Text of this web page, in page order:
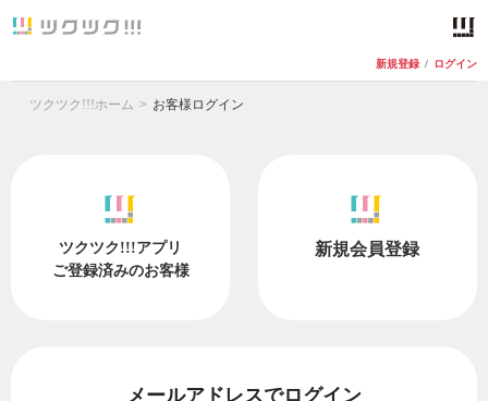
新規登録 / ログイン
ツクツク!!!ホーム お客様ログイン
ツクツク!!!アプリ
ご登録済みのお客様
新規会員登録
メールアドレスでログイン